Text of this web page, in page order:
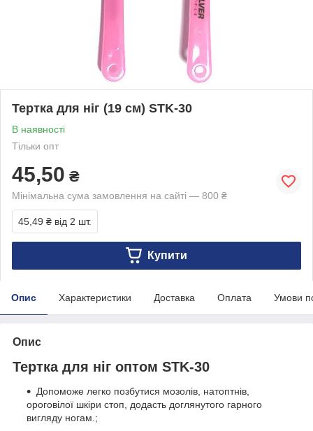
Тертка для ніг (19 см) STK-30
В наявності
Тільки опт
45,50 ₴
Мінімальна сума замовлення на сайті — 800 ₴
45,49 ₴ від 2 шт.
Купити
Опис Характеристики Доставка Оплата Умови
Опис
Тертка для ніг оптом STK-30
Допоможе легко позбутися мозолів, натоптнів,
ороговілої шкіри стоп, додасть доглянутого гарного
вигляду ногам.;